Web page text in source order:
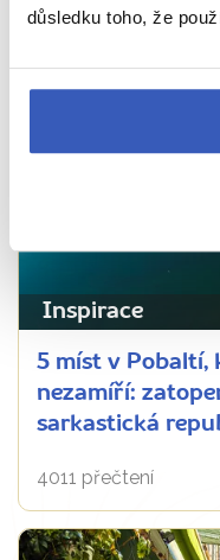
důsledku toho, že
1413 přečtení
Inspirace
5 míst v Pobaltí,
nezamíří:
sarkastická
4011 přečtení